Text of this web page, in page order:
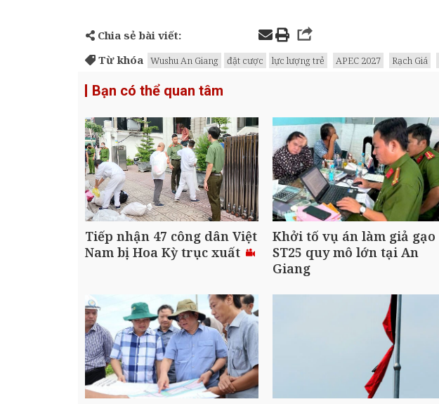
Chia sẻ bài viết:
Từ khóa
Wushu An Giang đặt cược lực lượng trẻ APEC 2027 Rạch Giá
Bạn có thể quan tâm
Tiếp nhận 47 công dân Việt
Nam bị Hoa Kỳ trục xuất
Khởi tố vụ án làm giả gạo
ST25 quy mô lớn tại An
Giang